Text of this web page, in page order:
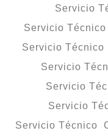
Servicio
Servicio
Servicio
Servicio
Servicio
Servicio
Servicio Técnico